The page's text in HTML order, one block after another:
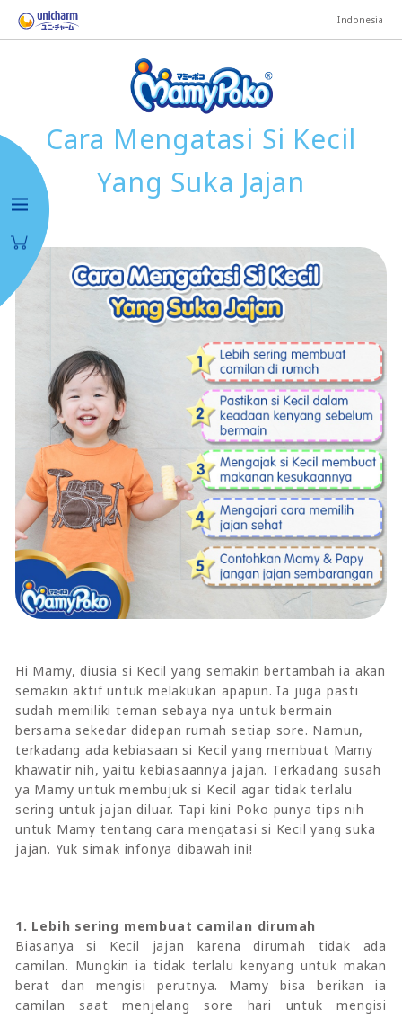
Indonesia
Cara Mengatasi Si Kecil
Yang Suka Jajan
Hi Mamy, diusia si Kecil yang semakin bertambah ia akan
semakin aktif untuk melakukan apapun. Ia juga pasti
sudah memiliki teman sebaya nya untuk bermain
bersama sekedar didepan rumah setiap sore. Namun,
terkadang ada kebiasaan si Kecil yang membuat Mamy
khawatir nih, yaitu kebiasaannya jajan. Terkadang susah
ya Mamy untuk membujuk si Kecil agar tidak terlalu
sering untuk jajan diluar. Tapi kini Poko punya tips nih
untuk Mamy tentang cara mengatasi si Kecil yang suka
jajan. Yuk simak infonya dibawah ini!
1. Lebih sering membuat camilan dirumah
Biasanya si Kecil jajan karena dirumah tidak ada
camilan. Mungkin ia tidak terlalu kenyang untuk makan
berat dan mengisi perutnya. Mamy bisa berikan ia
camilan saat menjelang sore hari untuk mengisi